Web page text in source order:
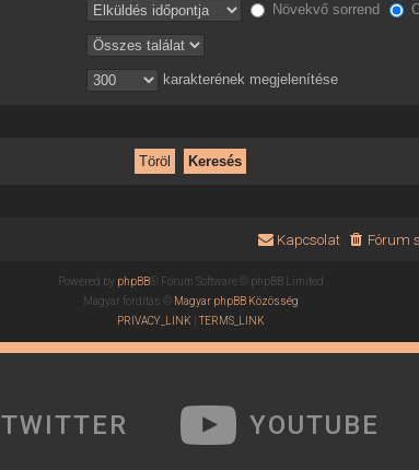
Növekvő sorrend
karakterének megjelenítése
Fórum
Kapcsolat
Powered by phpBB® Forum Software © phpBB Limited
Magyar fordítás ©
Magyar phpBB Közösség
PRIVACY_LINK| TERMS_LINK
TWITTER YOUTUBE